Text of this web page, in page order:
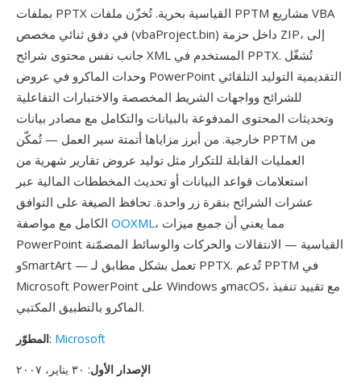
بملفات PPTX القياسية بحرية. تُخزّن ملفات PPTM مشاريع VBA
في دفق ثنائي مخصص (vbaProject.bin) داخل حزمة ZIP، إلى
جانب نفس محتوى شرائح XML المستخدم في PPTX. تُشغّل
وحدات الماكرو في عروض PowerPoint التقديمية التوليد التلقائي
للشرائح وواجهات الشريط المخصصة والاختبارات التفاعلية
وتحديثات المحتوى المدفوعة بالبيانات والتكامل مع مصادر بيانات
خارجية. من أبرز مزاياها أتمتة سير العمل — تُمكّن PPTM من
العمليات القابلة للتكرار مثل توليد عروض تقارير شهرية من
استعلامات قواعد البيانات أو تحديث المخططات المالية عبر
عشرات الشرائح بنقرة زر واحدة. تحافظ الصيغة على التوافق
OOXML، مما يعني أن جميع ميزات
PowerPoint القياسية — الانتقالات والحركات والوسائط المضمّنة
وSmartArt — تعمل بشكل مطابق لـ PPTX. تُدعم PPTM في
Microsoft PowerPoint على Windows وmacOS، مع تقييد تنفيذ
الماكرو بالتطبيق المكتبي.
المطوّر: Microsoft
الإصدار الأول: ٣٠ يناير، ٢٠٠٧